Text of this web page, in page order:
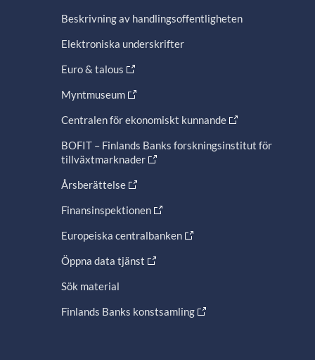
Beskrivning av handlingsoffentligheten
Elektroniska underskrifter
Euro & talous
Myntmuseum
Centralen för ekonomiskt kunnande
BOFIT – Finlands Banks forskningsinstitut för
tillväxtmarknader
Årsberättelse
Finansinspektionen
Europeiska centralbanken
Öppna data tjänst
Sök material
Finlands Banks konstsamling